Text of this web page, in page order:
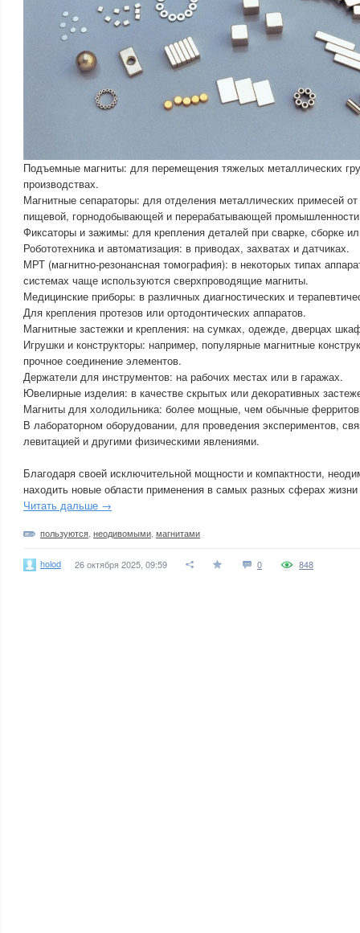
Подъемные магниты: для перемещения тяжелых металлических
производствах.
Магнитные сепараторы: для отделения металлических примесей
пищевой, горнодобывающей и перерабатывающей
Фиксаторы и зажимы: для крепления деталей при сварке, сборке
Робототехника и автоматизация: в приводах, захватах и датчиках.
МРТ (магнитно-резонансная томография): в некоторых типах
системах чаще используются сверхпроводящие магниты.
Медицинские приборы: в различных диагностических и
Для крепления протезов или ортодонтических аппаратов.
Магнитные застежки и крепления: на сумках, одежде, дверцах
Игрушки и конструкторы: например, популярные магнитные
прочное соединение элементов.
Держатели для инструментов: на рабочих местах или в гаражах.
Ювелирные изделия: в качестве скрытых или декоративных
Магниты для холодильника: более мощные, чем обычные
В лабораторном оборудовании, для проведения экспериментов,
левитацией и другими физическими явлениями.
Благодаря своей исключительной мощности и компактности,
находить новые области применения в самых разных сферах жизни
Читать дальше →
пользуются неодивомыми магнитами
holod 26 октября 2025, 09:59 0 848